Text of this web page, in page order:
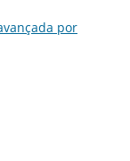
por